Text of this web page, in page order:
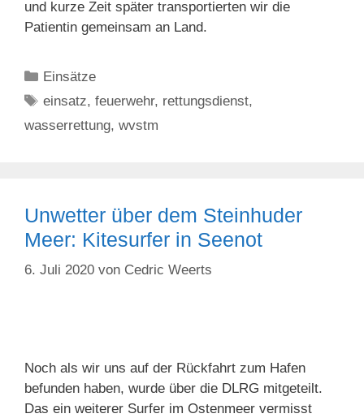
und kurze Zeit später transportierten wir die
Patientin gemeinsam an Land.
Kategorien
Einsätze
Schlagwörter
einsatz,feuerwehr, rettungsdienst,
wasserrettung, wvstm
Unwetter über dem Steinhuder
Meer: Kitesurfer in Seenot
6. Juli 2020 von Cedric Weerts
Noch als wir uns auf der Rückfahrt zum Hafen
befunden haben, wurde über die DLRG mitgeteilt.
Das ein weiterer Surfer im Ostenmeer vermisst